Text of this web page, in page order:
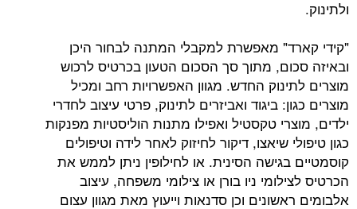
מאפשרת למקבלי המתנה לבחור היכן
מתוך סך הסכום הטעון בכרטיס לרכוש
החדש. מגוון האפשרויות רחב ומכיל
ביגוד ואביזרים לתינוק, פרטי עיצוב לחדרי
טקסטיל ואפילו מתנות הוליסטיות מפנקות
שיאצו, דיקור לחיזוק לאחר לידה וטיפולים
הסינית. או לחילופין ניתן לממש את
ניו בורן או צילומי משפחה, עיצוב
וכן סדנאות וייעוץ מאת מגוון עצום